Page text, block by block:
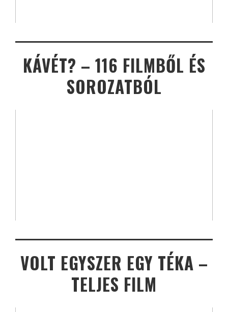
KÁVÉT? – 116 FILMBŐL ÉS
SOROZATBÓL
VOLT EGYSZER EGY TÉKA –
TELJES FILM